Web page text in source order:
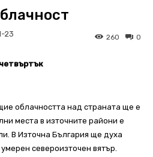
23 0
260
облачността над страната ще е
места в източните райони е
В Източна България ще духа
североизточен вятър.